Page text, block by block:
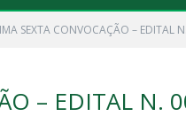
SEXTA CONVOCAÇÃO – EDITAL
– EDITAL N.